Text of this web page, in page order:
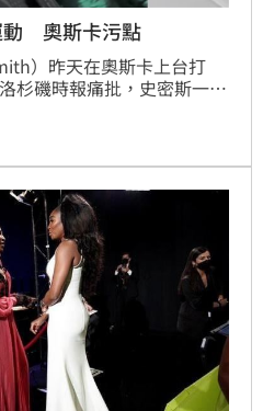
動 奧斯卡污點
）昨天在奧斯卡上台打
杉磯時報痛批，史密斯一掌